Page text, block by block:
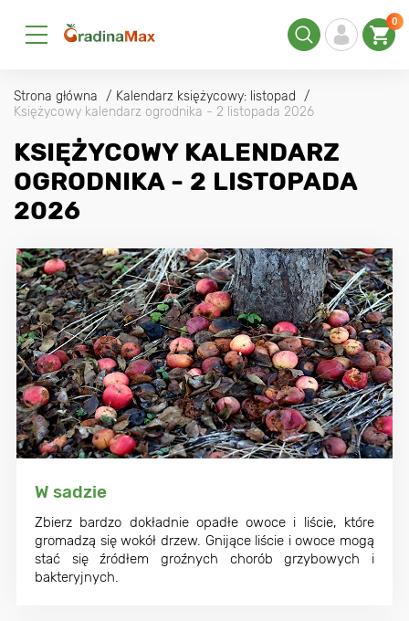
0
Strona główna
Kalendarz księżycowy: listopad
Księżycowy kalendarz ogrodnika - 2 listopada 2026
KSIĘŻYCOWY KALENDARZ
OGRODNIKA - 2 LISTOPADA
2026
W sadzie
Zbierz bardzo dokładnie opadłe owoce i liście, które
gromadzą się wokół drzew. Gnijące liście i owoce mogą
stać się źródłem groźnych chorób grzybowych i
bakteryjnych.